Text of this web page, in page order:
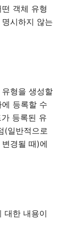
객체 유형
시하지 않는
형을 생성할
등록할 수
등록된 유
(일반적으로
경될 때)에
대한 내용이